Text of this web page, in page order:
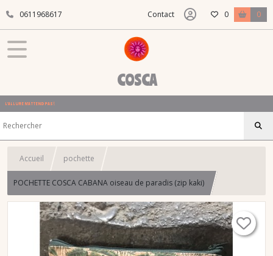
0611968617 Contact 0 0
COSCA
L'ALLURE N'ATTEND PAS !
Accueil pochette
POCHETTE COSCA CABANA oiseau de paradis (zip kaki)